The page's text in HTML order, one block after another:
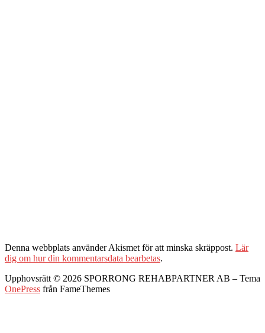
Denna webbplats använder Akismet för att minska skräppost. Lär
dig om hur din kommentarsdata bearbetas.
Upphovsrätt © 2026 SPORRONG REHABPARTNER AB – Tema
OnePress från FameThemes